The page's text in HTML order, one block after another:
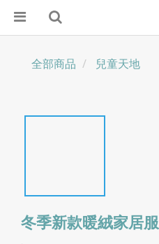
全部商品 兒童天地
冬季新款暖絨家居服